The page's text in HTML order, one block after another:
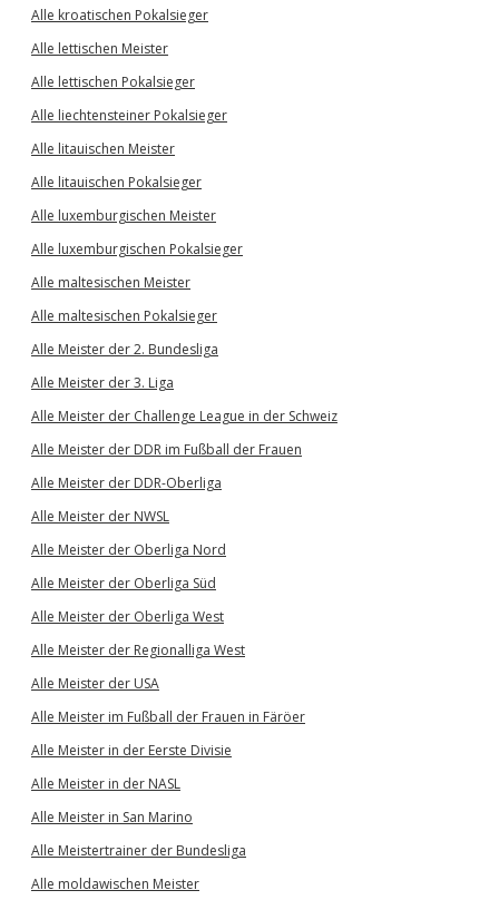
Alle kroatischen Pokalsieger
Alle lettischen Meister
Alle lettischen Pokalsieger
Alle liechtensteiner Pokalsieger
Alle litauischen Meister
Alle litauischen Pokalsieger
Alle luxemburgischen Meister
Alle luxemburgischen Pokalsieger
Alle maltesischen Meister
Alle maltesischen Pokalsieger
Alle Meister der 2. Bundesliga
Alle Meister der 3. Liga
Alle Meister der Challenge League in der Schweiz
Alle Meister der DDR im Fußball der Frauen
Alle Meister der DDR-Oberliga
Alle Meister der NWSL
Alle Meister der Oberliga Nord
Alle Meister der Oberliga Süd
Alle Meister der Oberliga West
Alle Meister der Regionalliga West
Alle Meister der USA
Alle Meister im Fußball der Frauen in Färöer
Alle Meister in der Eerste Divisie
Alle Meister in der NASL
Alle Meister in San Marino
Alle Meistertrainer der Bundesliga
Alle moldawischen Meister